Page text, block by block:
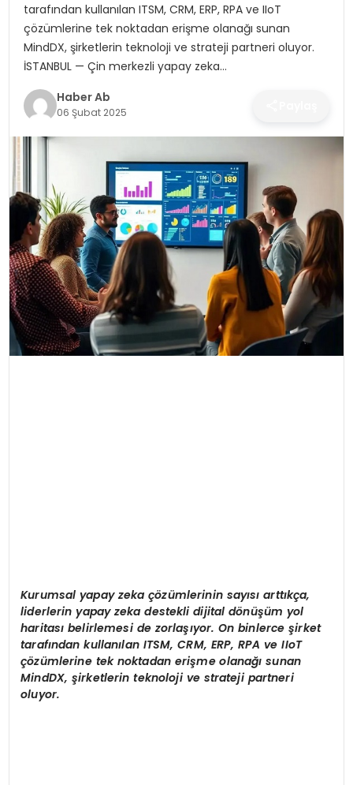
MAGAZIN
YAŞAM
tarafından kullanılan ITSM, CRM, ERP, RPA ve IIoT
çözümlerine tek noktadan erişme olanağı sunan
MindDX, şirketlerin teknoloji ve strateji partneri oluyor.
İSTANBUL — Çin merkezli yapay zeka…
Haber Ab
06 Şubat 2025
Kurumsal yapay zeka çözümlerinin sayısı arttıkça,
liderlerin yapay zeka destekli dijital dönüşüm yol
haritası belirlemesi de zorlaşıyor. On binlerce şirket
tarafından kullanılan ITSM, CRM, ERP, RPA ve IIoT
çözümlerine tek noktadan erişme olanağısunan
MindDX,şirketlerin teknoloji ve strateji partneri
oluyor.